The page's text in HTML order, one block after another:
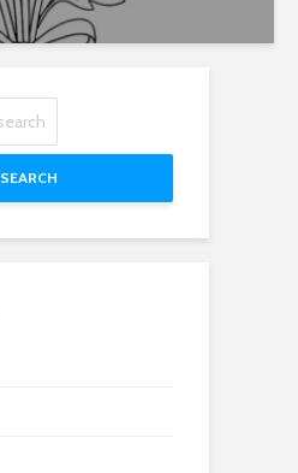
SEARCH